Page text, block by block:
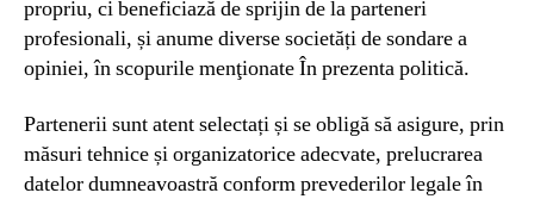
propriu, ci beneficiază de sprijin de la parteneri
profesionali, și anume diverse societăți de sondare a
opiniei, în scopurile menţionate În prezenta politică.
Partenerii sunt atent selectați și se obligă să asigure, prin
măsuri tehnice și organizatorice adecvate, prelucrarea
datelor dumneavoastră conform prevederilor legale în